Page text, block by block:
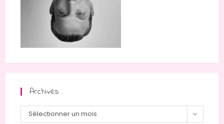
Archives
Archives
Sélectionner un mois